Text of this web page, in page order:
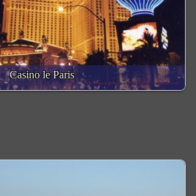
Casino le Paris